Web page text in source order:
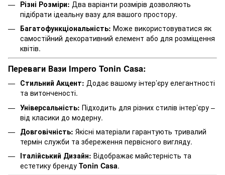
Різні Розміри: Два варіанти розмірів дозволяють
підібрати ідеальну вазу для вашого простору.
Багатофункціональність: Може використовуватися як
самостійний декоративний елемент або для розміщення
квітів.
Переваги Вази Impero Tonin Casa:
Стильний Акцент: Додає вашому інтер’єру елегантності
та витонченості.
Універсальність: Підходить для різних стилів інтер’єру –
від класики до модерну.
Довговічність: Якісні матеріали гарантують тривалий
термін служби та збереження первісного вигляду.
Італійський Дизайн: Відображає майстерність та
естетику бренду Tonin Casa.